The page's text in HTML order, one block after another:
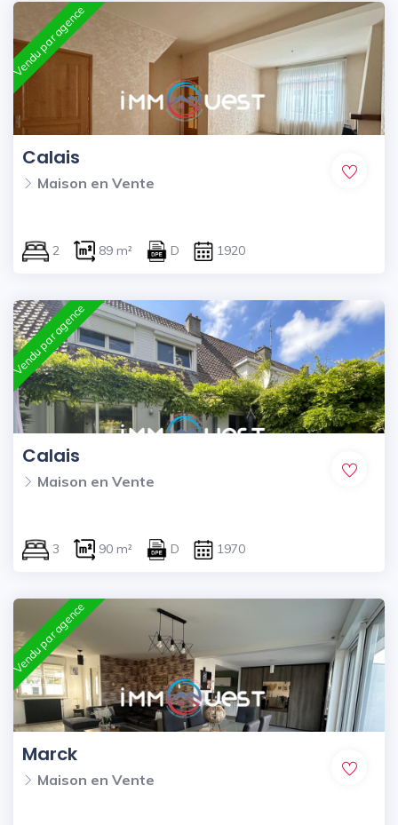
Vendu par agence
Calais
Maison en Vente
2 89 m² D 1920
Vendu par agence
Calais
Maison en Vente
3 90 m² D 1970
Vendu par agence
Marck
Maison en Vente